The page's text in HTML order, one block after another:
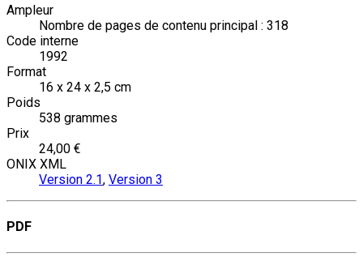
Ampleur
Nombre de pages de contenu principal : 318
Code interne
1992
Format
16 x 24 x 2,5 cm
Poids
538 grammes
Prix
24,00 €
ONIX XML
Version 2.1, Version 3
PDF